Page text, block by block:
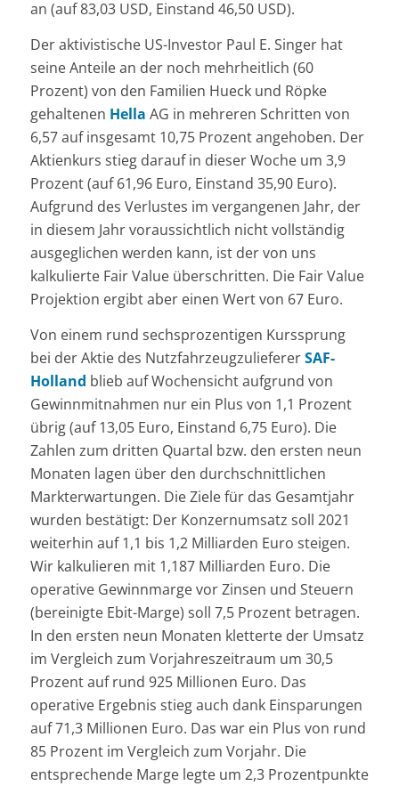
an (auf 83,03 USD, Einstand 46,50 USD).
Der aktivistische US-Investor Paul E. Singer hat
seine Anteile an der noch mehrheitlich (60
Prozent) von den Familien Hueck und Röpke
gehaltenen Hella AG in mehreren Schritten von
6,57 auf insgesamt 10,75 Prozent angehoben. Der
Aktienkurs stieg darauf in dieser Woche um 3,9
Prozent (auf 61,96 Euro, Einstand 35,90 Euro).
Aufgrund des Verlustes im vergangenen Jahr, der
in diesem Jahr voraussichtlich nicht vollständig
ausgeglichen werden kann, ist der von uns
kalkulierte Fair Value überschritten. Die Fair Value
Projektion ergibt aber einen Wert von 67 Euro.
Von einem rund sechsprozentigen Kurssprung
bei der Aktie des NutzfahrzeugzuliefererSAF-
Holland blieb auf Wochensicht aufgrund von
Gewinnmitnahmen nur ein Plus von 1,1 Prozent
übrig (auf 13,05 Euro, Einstand 6,75 Euro). Die
Zahlen zum dritten Quartal bzw. den ersten neun
Monaten lagen über den durchschnittlichen
Markterwartungen. Die Ziele für das Gesamtjahr
wurden bestätigt: Der Konzernumsatz soll 2021
weiterhin auf 1,1 bis 1,2 Milliarden Euro steigen.
Wir kalkulieren mit 1,187 Milliarden Euro. Die
operative Gewinnmarge vor Zinsen und Steuern
(bereinigte Ebit-Marge) soll 7,5 Prozent betragen.
In den ersten neun Monaten kletterte der Umsatz
im Vergleich zum Vorjahreszeitraum um 30,5
Prozent auf rund 925 Millionen Euro. Das
operative Ergebnis stieg auch dank Einsparungen
auf 71,3 Millionen Euro. Das war ein Plus von rund
85 Prozent im Vergleich zum Vorjahr. Die
entsprechende Marge legte um 2,3 Prozentpunkte